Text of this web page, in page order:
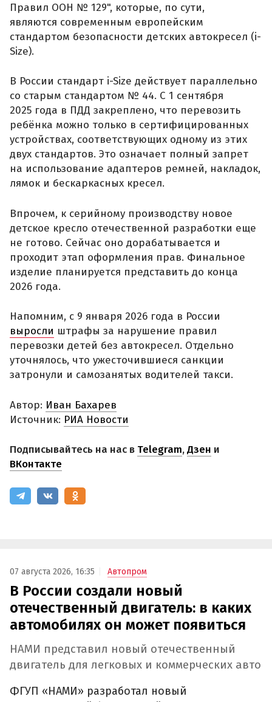
Правил ООН № 129", которые, по сути,
являются современным европейским
стандартом безопасности детских автокресел (i-
Size).
В России стандарт i-Size действует параллельно
со старым стандартом № 44. С 1 сентября
2025 года в ПДД закреплено, что перевозить
ребёнка можно только в сертифицированных
устройствах, соответствующих одному из этих
двух стандартов. Это означает полный запрет
на использование адаптеров ремней, накладок,
лямок и бескаркасных кресел.
Впрочем, к серийному производству новое
детское кресло отечественной разработки еще
не готово. Сейчас оно дорабатывается и
проходит этап оформления прав. Финальное
изделие планируется представить до конца
2026 года.
Напомним, с 9 января 2026 года в России
выросли штрафы за нарушение правил
перевозки детей без автокресел. Отдельно
уточнялось, что ужесточившиеся санкции
затронули и самозанятых водителей такси.
Автор: Иван Бахарев
Источник: РИА Новости
Подписывайтесь на нас в Telegram,Дзен и
ВКонтакте
07 августа 2026, 16:35 Автопром
В России создали новый
отечественный двигатель: в каких
автомобилях он может появиться
НАМИ представил новый отечественный
двигатель для легковых и коммерческих авто
ФГУП «НАМИ» разработал новый